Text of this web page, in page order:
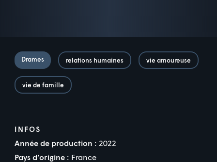
Drames relations humaines vie amoureuse
vie de famille
INFOS
Année de production : 2022
Pays d’origine : France